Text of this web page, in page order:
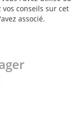
conseils sur cet
associé.